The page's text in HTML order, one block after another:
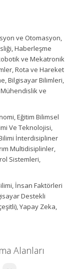
ve Otomasyon,
Haberleşme
ve Mekatronik
Rota ve Hareket
Bilgisayar Bilimleri,
Mühendislik ve
Eğitim Bilimsel
Ve Teknolojisi,
İnterdisipliner
Multidisiplinler,
Sistemleri,
İnsan Faktörleri
Destekli
Yapay Zeka,
Alanları